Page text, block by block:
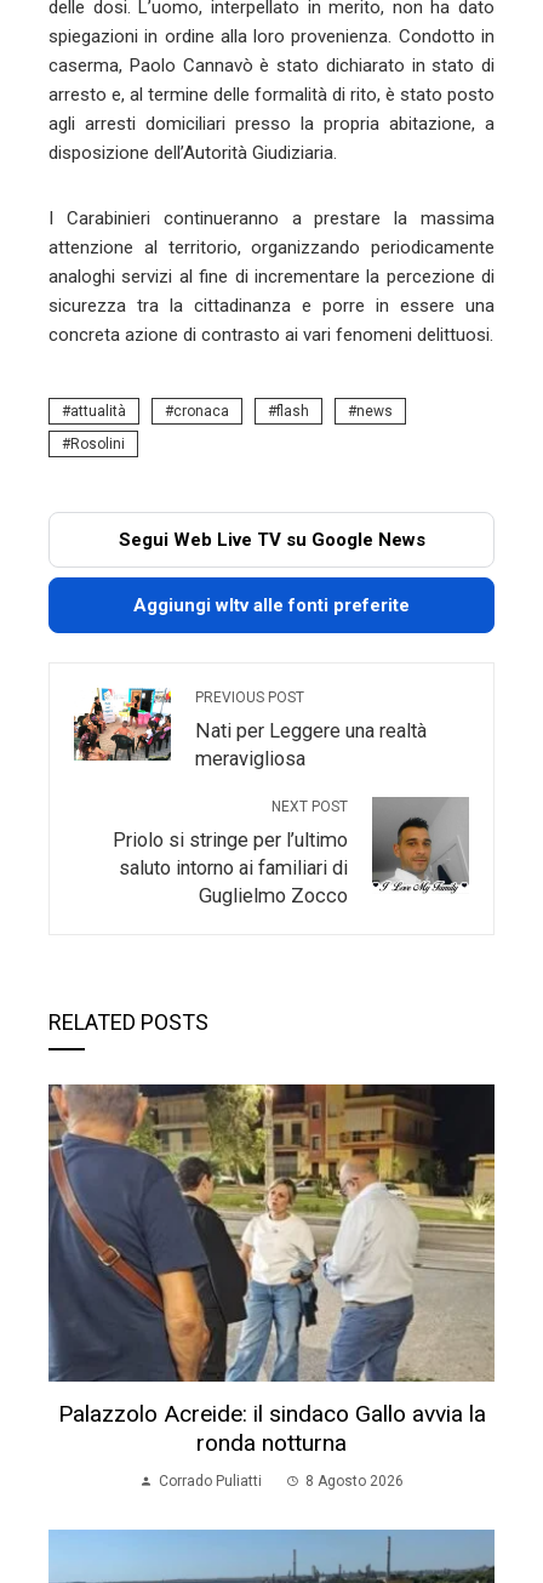
delle dosi. L’uomo, interpellato in merito, non ha dato
spiegazioni in ordine alla loro provenienza. Condotto in
caserma, Paolo Cannavò è stato dichiarato in stato di
arresto e, al termine delle formalità di rito, è stato posto
agli arresti domiciliari presso la propria abitazione, a
disposizione dell’Autorità Giudiziaria.
I Carabinieri continueranno a prestare la massima
attenzione al territorio, organizzando periodicamente
analoghi servizi al fine di incrementare la percezione di
sicurezza tra la cittadinanza e porre in essere una
concreta azione di contrasto ai vari fenomeni delittuosi.
attualità cronaca flash
news
Rosolini
Segui Web Live TV su Google News
Aggiungi wltv alle fonti preferite
PREVIOUS POST
Nati per Leggere una realtà
meravigliosa
NEXT POST
Priolo si stringe per l’ultimo
saluto intorno ai familiari di
Guglielmo Zocco
RELATED POSTS
Palazzolo Acreide: il sindaco Gallo avvia la
ronda notturna
Corrado Puliatti 8 Agosto 2026